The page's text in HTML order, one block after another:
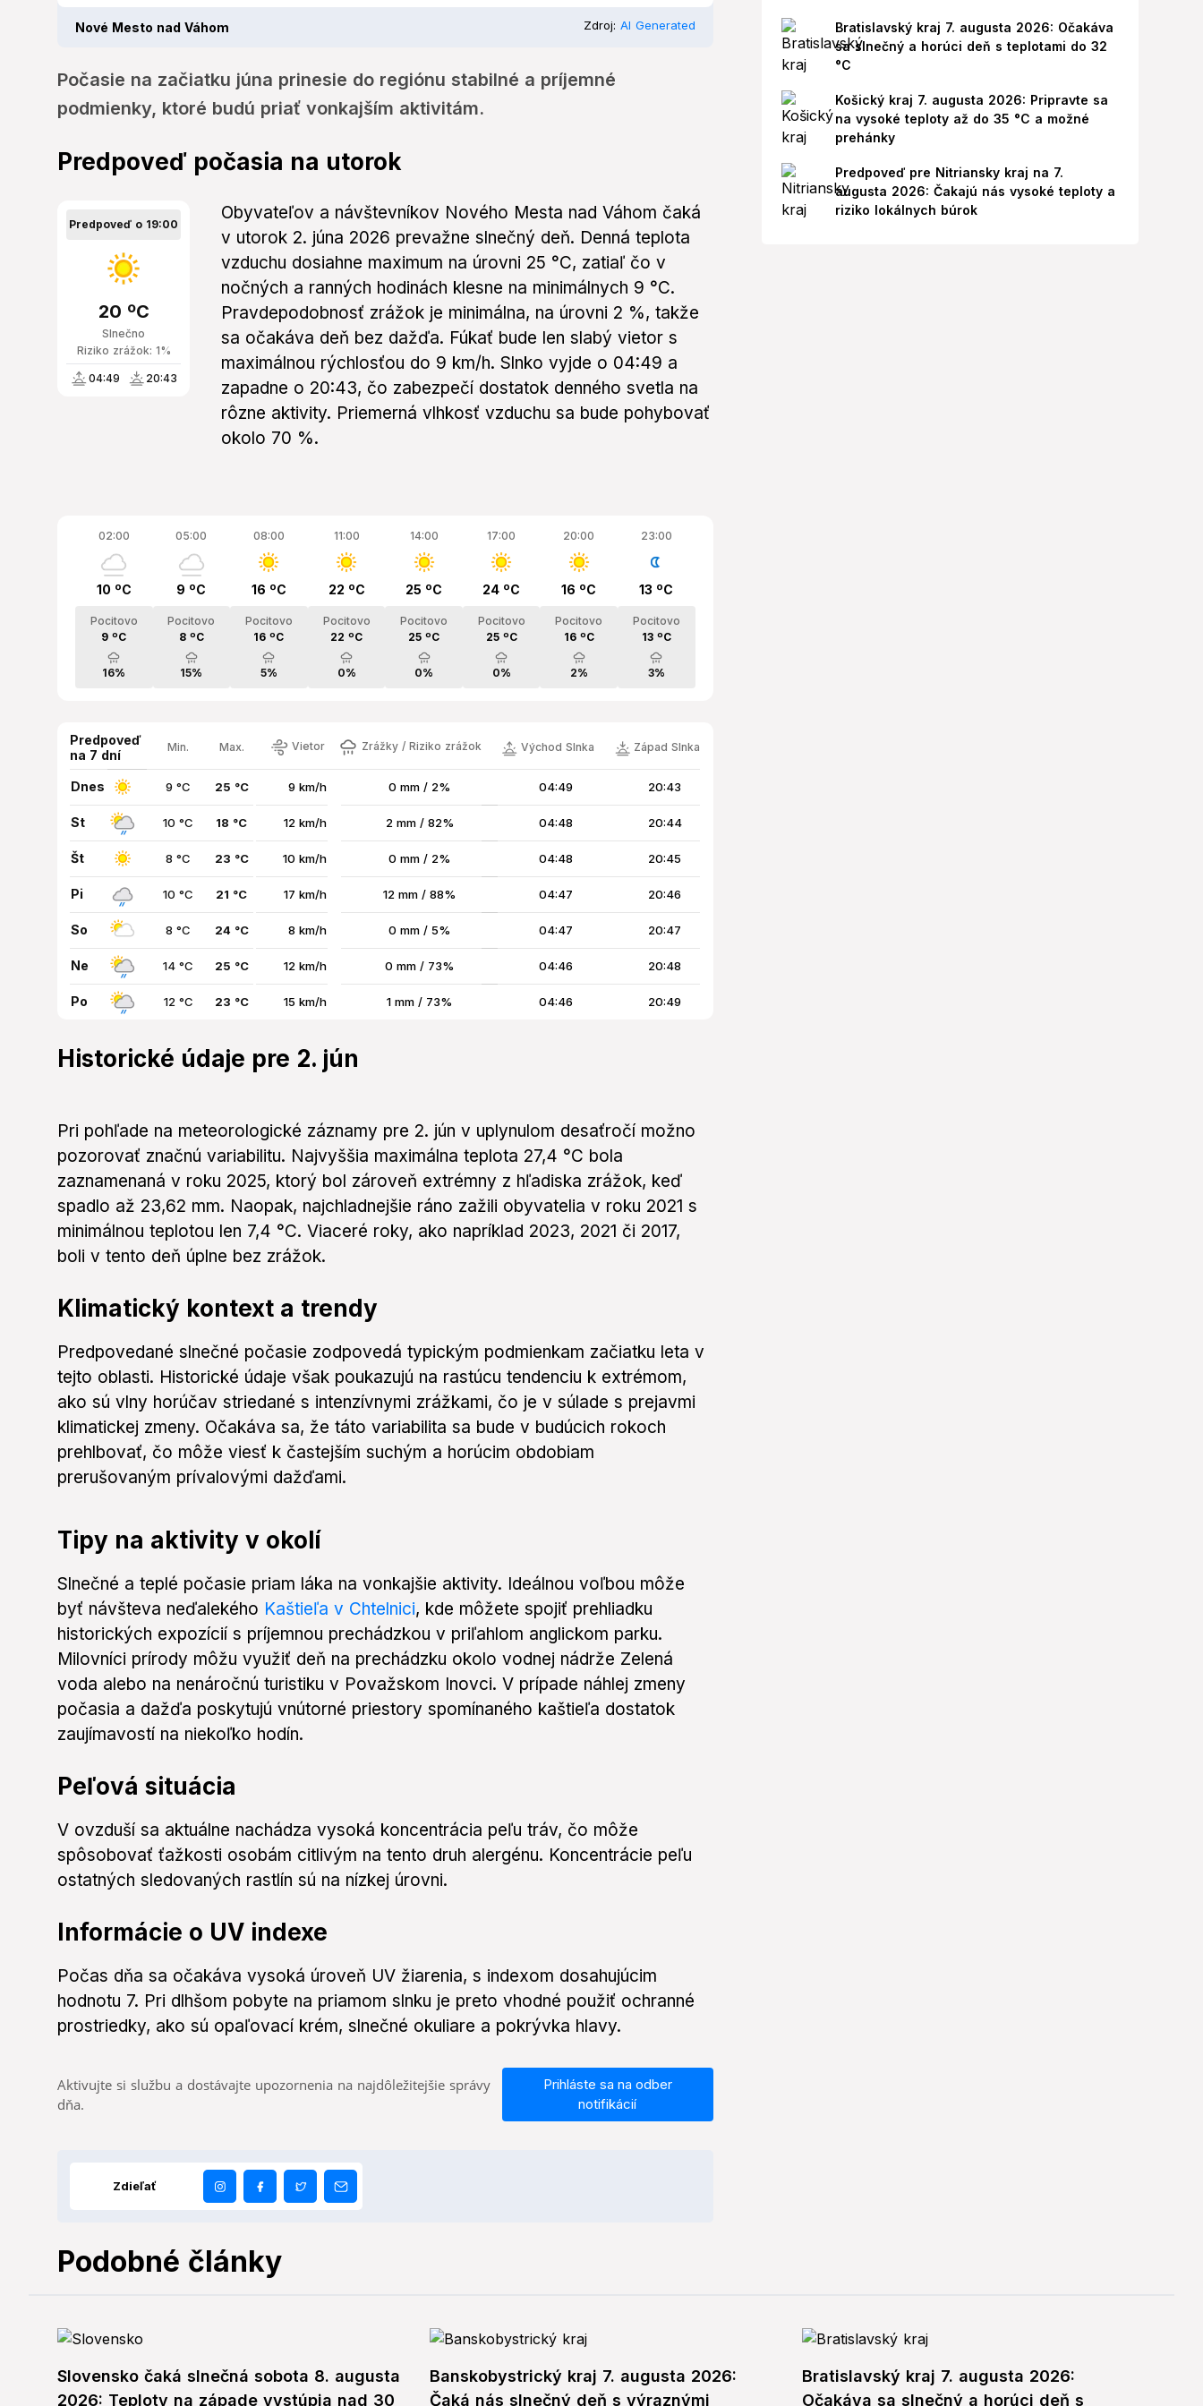
Nové Mesto nad Váhom Zdroj: AI Generated
Počasie na začiatku júna prinesie do regiónu stabilné a príjemné
podmienky, ktoré budú priať vonkajším aktivitám.
Predpoveď počasia na utorok
Predpoveď o 19:00
Slnečno
20 ºC
Riziko zrážok: 1%
04:49 20:43
Obyvateľov a návštevníkov Nového Mesta nad Váhom čaká
v utorok 2. júna 2026 prevažne slnečný deň. Denná teplota
vzduchu dosiahne maximum na úrovni 25 °C, zatiaľ čo v
nočných a ranných hodinách klesne na minimálnych 9 °C.
Pravdepodobnosť zrážok je minimálna, na úrovni 2 %, takže
sa očakáva deň bez dažďa. Fúkať bude len slabý vietor s
maximálnou rýchlosťou do 9 km/h. Slnko vyjde o 04:49 a
zapadne o 20:43, čo zabezpečí dostatok denného svetla na
rôzne aktivity. Priemerná vlhkosť vzduchu sa bude pohybovať
okolo 70 %.
02:00
10 ºC
Pocitovo
9 ºC
16%
05:00
9 ºC
Pocitovo
8 ºC
15%
08:00
16 ºC
Pocitovo
16 ºC
5%
11:00
22 ºC
Pocitovo
22 ºC
0%
14:00
25 ºC
Pocitovo
25 ºC
0%
17:00
24 ºC
Pocitovo
25 ºC
0%
20:00
16 ºC
Pocitovo
16 ºC
2%
23:00
13 ºC
Pocitovo
13 ºC
3%
Predpoveď
na 7 dní
Min. Max. Vietor Zrážky / Riziko zrážok Východ Slnka Západ Slnka
Dnes 9 °C 25 °C 9 km/h 0 mm / 2% 04:49 20:43
St 10 °C 18 °C 12 km/h 2 mm / 82% 04:48 20:44
Št 8 °C 23 °C 10 km/h 0 mm / 2% 04:48 20:45
Pi 10 °C 21 °C 17 km/h 12 mm / 88% 04:47 20:46
So 8 °C 24 °C 8 km/h 0 mm / 5% 04:47 20:47
Ne 14 °C 25 °C 12 km/h 0 mm / 73% 04:46 20:48
Po 12 °C 23 °C 15 km/h 1 mm / 73% 04:46 20:49
Historické údaje pre 2. jún
Pri pohľade na meteorologické záznamy pre 2. jún v uplynulom desaťročí možno
pozorovať značnú variabilitu. Najvyššia maximálna teplota 27,4 °C bola
zaznamenaná v roku 2025, ktorý bol zároveň extrémny z hľadiska zrážok, keď
spadlo až 23,62 mm. Naopak, najchladnejšie ráno zažili obyvatelia v roku 2021 s
minimálnou teplotou len 7,4 °C. Viaceré roky, ako napríklad 2023, 2021 či 2017,
boli v tento deň úplne bez zrážok.
Klimatický kontext a trendy
Predpovedané slnečné počasie zodpovedá typickým podmienkam začiatku leta v
tejto oblasti. Historické údaje však poukazujú na rastúcu tendenciu k extrémom,
ako sú vlny horúčav striedané s intenzívnymi zrážkami, čo je v súlade s prejavmi
klimatickej zmeny. Očakáva sa, že táto variabilita sa bude v budúcich rokoch
prehlbovať, čo môže viesť k častejším suchým a horúcim obdobiam
prerušovaným prívalovými dažďami.
Tipy na aktivity v okolí
Slnečné a teplé počasie priam láka na vonkajšie aktivity. Ideálnou voľbou môže
byť návšteva neďalekého Kaštieľa v Chtelnici, kde môžete spojiť prehliadku
historických expozícií s príjemnou prechádzkou v priľahlom anglickom parku.
Milovníci prírody môžu využiť deň na prechádzku okolo vodnej nádrže Zelená
voda alebo na nenáročnú turistiku v Považskom Inovci. V prípade náhlej zmeny
počasia a dažďa poskytujú vnútorné priestory spomínaného kaštieľa dostatok
zaujímavostí na niekoľko hodín.
Peľová situácia
V ovzduší sa aktuálne nachádza vysoká koncentrácia peľu tráv, čo môže
spôsobovať ťažkosti osobám citlivým na tento druh alergénu. Koncentrácie peľu
ostatných sledovaných rastlín sú na nízkej úrovni.
Informácie o UV indexe
Počas dňa sa očakáva vysoká úroveň UV žiarenia, s indexom dosahujúcim
hodnotu 7. Pri dlhšom pobyte na priamom slnku je preto vhodné použiť ochranné
prostriedky, ako sú opaľovací krém, slnečné okuliare a pokrývka hlavy.
Aktivujte si službu a dostávajte upozornenia na najdôležitejšie správy
dňa.
Prihláste sa na odber
notifikácií
Zdieľať
Bratislavský kraj 7. augusta 2026: Očakáva
sa slnečný a horúci deň s teplotami do 32
°C
Košický kraj 7. augusta 2026: Pripravte sa
na vysoké teploty až do 35 °C a možné
prehánky
Predpoveď pre Nitriansky kraj na 7.
augusta 2026: Čakajú nás vysoké teploty a
riziko lokálnych búrok
Podobné články
Slovensko čaká slnečná sobota 8. augusta
2026: Teploty na západe vystúpia nad 30
Banskobystrický kraj 7. augusta 2026:
Čaká nás slnečný deň s výraznými
Bratislavský kraj 7. augusta 2026:
Očakáva sa slnečný a horúci deň s